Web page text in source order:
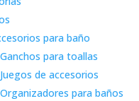
para baño
Ganchos para toallas
Juegos de accesorios
Organizadores para baños